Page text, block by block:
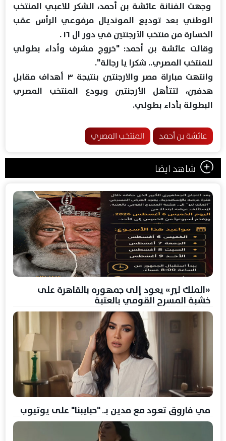
وجهت الفنانة عائشة بن أحمد، الشكر للاعبي المنتخب
الوطني بعد توديع المونديال مرفوعي الرأس عقب
الخسارة من منتخب الأرجنتين في دور ال ١٦ .
وقالت عائشة بن أحمد: "خروج مشرف وأداء بطولي
للمنتخب المصري.. شكرا يا رجالة".
وانتهت مباراة مصر والارجنتين بنتيجة ٣ أهداف مقابل
هدفين، لتتأهل الأرجنتين ويودع المنتخب المصري
البطولة بأداء بطولي.
عائشة بن أحمد المنتخب المصري
شاهد ايضا
«الملك لير» يعود إلى جمهوره بالقاهرة على
خشبة المسرح القومي بالعتبة
مي فاروق تعود مع مدين بــ "حبايبنا" على يوتيوب